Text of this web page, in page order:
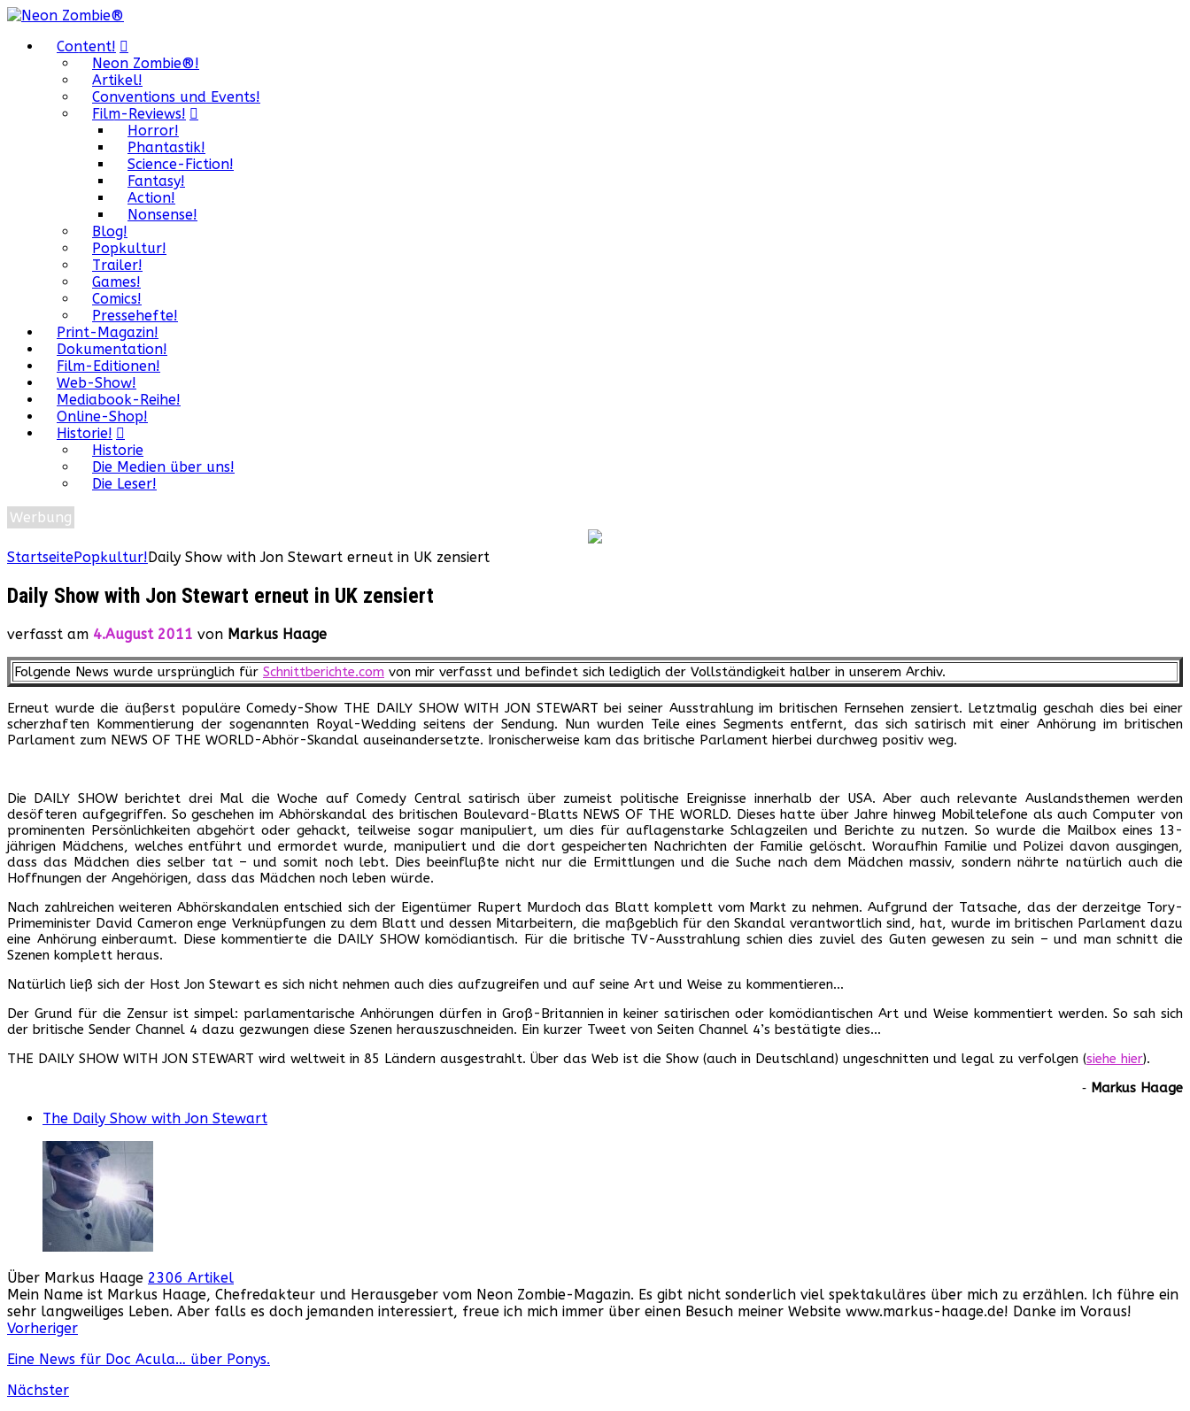
Content!
Neon Zombie®!
Artikel!
Conventions und Events!
Film-Reviews!
Horror!
Phantastik!
Science-Fiction!
Fantasy!
Action!
Nonsense!
Blog!
Popkultur!
Trailer!
Games!
Comics!
Pressehefte!
Print-Magazin!
Dokumentation!
Film-Editionen!
Web-Show!
Mediabook-Reihe!
Online-Shop!
Historie!
Historie
Die Medien über uns!
Die Leser!
Werbung
StartseitePopkultur!Daily Show with Jon Stewart erneut in UK zensiert
Daily Show with Jon Stewart erneut in UK zensiert
verfasst am 4.August 2011 von Markus Haage
Folgende News wurde ursprünglich für Schnittberichte.com von mir verfasst und befindet sich lediglich der Vollständigkeit halber in unserem Archiv.
Erneut wurde die äußerst populäre Comedy-Show THE DAILY SHOW WITH JON STEWART bei seiner Ausstrahlung im britischen Fernsehen zensiert. Letztmalig geschah dies bei einer
scherzhaften Kommentierung der sogenannten Royal-Wedding seitens der Sendung. Nun wurden Teile eines Segments entfernt, das sich satirisch mit einer Anhörung im britischen
Parlament zum NEWS OF THE WORLD-Abhör-Skandal auseinandersetzte. Ironischerweise kam das britische Parlament hierbei durchweg positiv weg.
Die DAILY SHOW berichtet drei Mal die Woche auf Comedy Central satirisch über zumeist politische Ereignisse innerhalb der USA. Aber auch relevante Auslandsthemen werden
desöfteren aufgegriffen. So geschehen im Abhörskandal des britischen Boulevard-Blatts NEWS OF THE WORLD. Dieses hatte über Jahre hinweg Mobiltelefone als auch Computer von
prominenten Persönlichkeiten abgehört oder gehackt, teilweise sogar manipuliert, um dies für auflagenstarke Schlagzeilen und Berichte zu nutzen. So wurde die Mailbox eines 13-
jährigen Mädchens, welches entführt und ermordet wurde, manipuliert und die dort gespeicherten Nachrichten der Familie gelöscht. Woraufhin Familie und Polizei davon ausgingen,
dass das Mädchen dies selber tat – und somit noch lebt. Dies beeinflußte nicht nur die Ermittlungen und die Suche nach dem Mädchen massiv, sondern nährte natürlich auch die
Hoffnungen der Angehörigen, dass das Mädchen noch leben würde.
Nach zahlreichen weiteren Abhörskandalen entschied sich der Eigentümer Rupert Murdoch das Blatt komplett vom Markt zu nehmen. Aufgrund der Tatsache, das der derzeitge Tory-
Primeminister David Cameron enge Verknüpfungen zu dem Blatt und dessen Mitarbeitern, die maßgeblich für den Skandal verantwortlich sind, hat, wurde im britischen Parlament dazu
eine Anhörung einberaumt. Diese kommentierte die DAILY SHOW komödiantisch. Für die britische TV-Ausstrahlung schien dies zuviel des Guten gewesen zu sein – und man schnitt die
Szenen komplett heraus.
Natürlich ließ sich der Host Jon Stewart es sich nicht nehmen auch dies aufzugreifen und auf seine Art und Weise zu kommentieren…
Der Grund für die Zensur ist simpel: parlamentarische Anhörungen dürfen in Groß-Britannien in keiner satirischen oder komödiantischen Art und Weise kommentiert werden. So sah sich
der britische Sender Channel 4 dazu gezwungen diese Szenen herauszuschneiden. Ein kurzer Tweet von Seiten Channel 4’s bestätigte dies…
THE DAILY SHOW WITH JON STEWART wird weltweit in 85 Ländern ausgestrahlt. Über das Web ist die Show (auch in Deutschland) ungeschnitten und legal zu verfolgen (siehe hier).
‐ Markus Haage
The Daily Show with Jon Stewart
Über Markus Haage 2306 Artikel
Mein Name ist Markus Haage, Chefredakteur und Herausgeber vom Neon Zombie-Magazin. Es gibt nicht sonderlich viel spektakuläres über mich zu erzählen. Ich führe ein
sehr langweiliges Leben. Aber falls es doch jemanden interessiert, freue ich mich immer über einen Besuch meiner Website www.markus-haage.de! Danke im Voraus!
Webseite
Facebook
Instagram
YouTube
Vorheriger
Eine News für Doc Acula… über Ponys.
Nächster